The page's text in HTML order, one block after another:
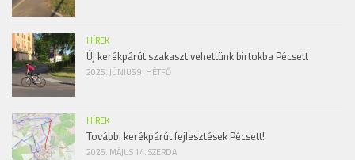
HÍREK
Új kerékpárút szakaszt vehettünk birtokba Pécsett
2025. JÚNIUS 9. HÉTFŐ
HÍREK
További kerékpárút fejlesztések Pécsett!
2025. MÁJUS 14. SZERDA